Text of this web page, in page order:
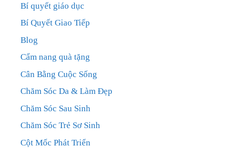
Bí quyết giáo dục
Bí Quyết Giao Tiếp
Blog
Cẩm nang quà tặng
Cân Bằng Cuộc Sống
Chăm Sóc Da & Làm Đẹp
Chăm Sóc Sau Sinh
Chăm Sóc Trẻ Sơ Sinh
Cột Mốc Phát Triển